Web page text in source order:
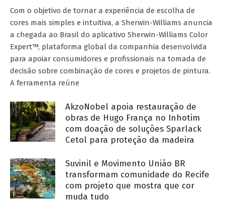
Com o objetivo de tornar a experiência de escolha de
cores mais simples e intuitiva, a Sherwin-Williams anuncia
a chegada ao Brasil do aplicativo Sherwin-Williams Color
Expert™, plataforma global da companhia desenvolvida
para apoiar consumidores e profissionais na tomada de
decisão sobre combinação de cores e projetos de pintura.
A ferramenta reúne
AkzoNobel apoia restauração de
obras de Hugo França no Inhotim
com doação de soluções Sparlack
Cetol para proteção da madeira
Suvinil e Movimento União BR
transformam comunidade do Recife
com projeto que mostra que cor
muda tudo